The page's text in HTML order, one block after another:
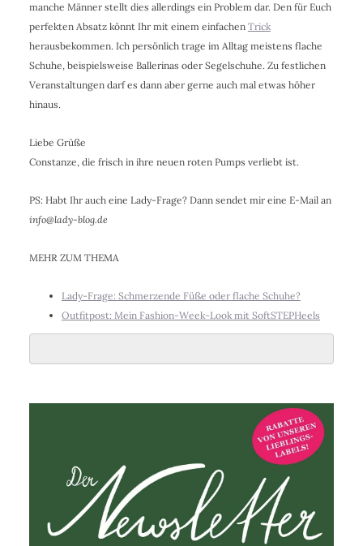
manche Männer stellt dies allerdings ein Problem dar. Den für Euch
perfekten Absatz könnt Ihr mit einem einfachen Trick
herausbekommen. Ich persönlich trage im Alltag meistens flache
Schuhe, beispielsweise Ballerinas oder Segelschuhe. Zu festlichen
Veranstaltungen darf es dann aber gerne auch mal etwas höher
hinaus.
Liebe Grüße
Constanze, die frisch in ihre neuen roten Pumps verliebt ist.
PS: Habt Ihr auch eine Lady-Frage? Dann sendet mir eine E-Mail an
info@lady-blog.de
MEHR ZUM THEMA
Lady-Frage: Schmerzende Füße oder flache Schuhe?
Outfitpost: Mein Fashion-Week-Look mit SoftSTEPHeels